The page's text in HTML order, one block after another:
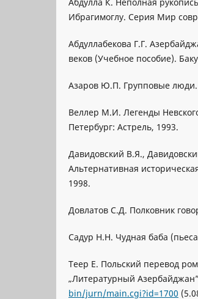
Ибрагимоглу. Серия Мир
Абдуллабекова Г.Г.
веков (Учебное пособие).
Азаров Ю.П. Групповые люди.
Веллер М.И. Легенды
Петербург: Астрель, 1993.
Давидовский В.Я.,
Альтернативная
1998.
Довлатов С.Д. Полковник
Садур Н.Н. Чудная баба
Теер Е. Польский перевод
„Литературный
bin/jurn/main.cgi?id=1700